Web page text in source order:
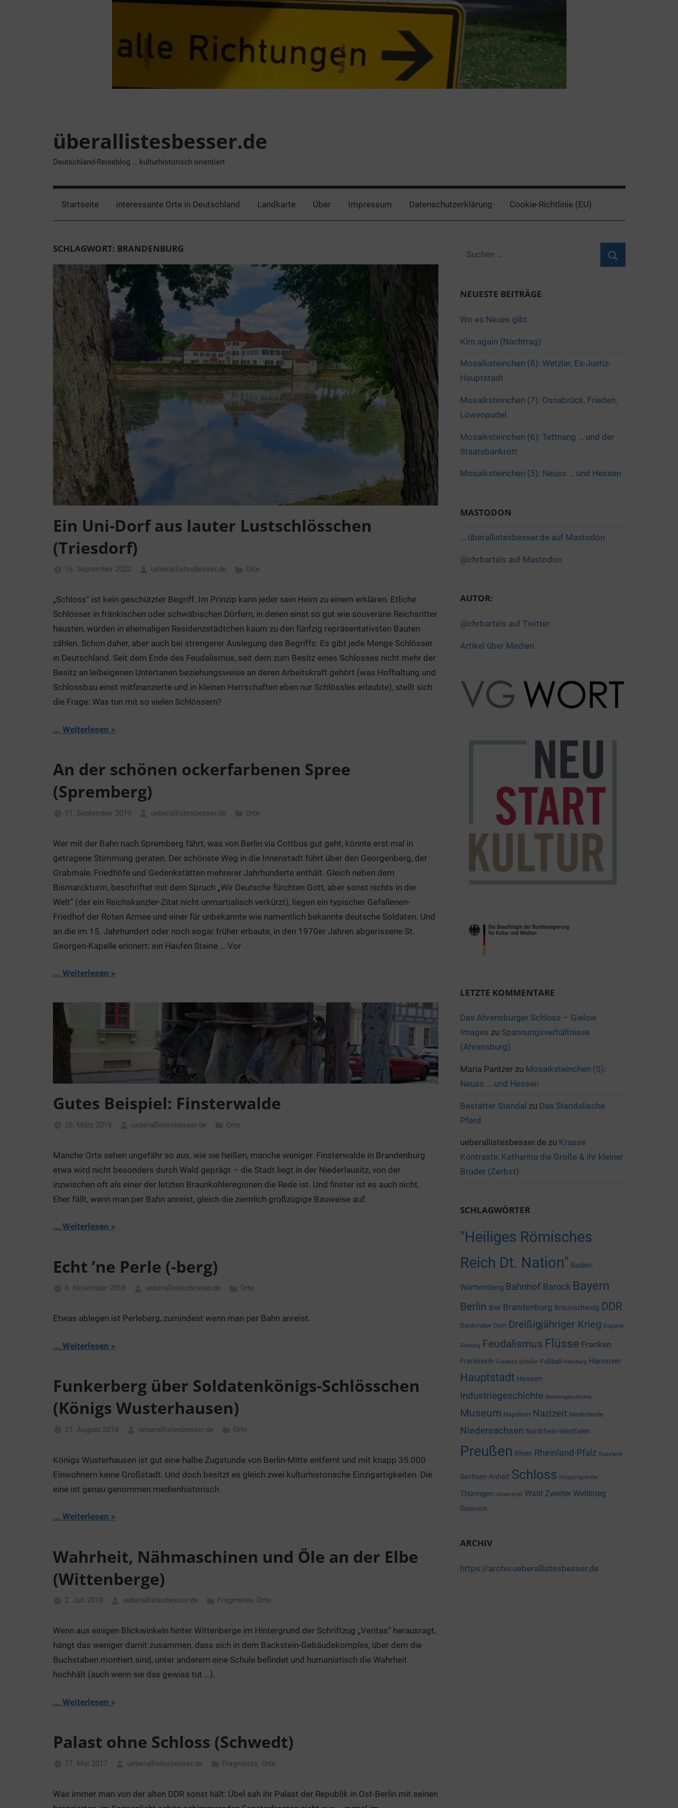
überallistesbesser.de
Deutschland-Reiseblog … kulturhistorisch orientiert
Startseite interessante Orte in Deutschland Landkarte Über Impressum Datenschutzerklärung Cookie-Richtlinie (EU)
SCHLAGWORT: BRANDENBURG
Ein Uni-Dorf aus lauter Lustschlösschen
(Triesdorf)
16. September 2022 ueberallistesbesser.de Orte
„Schloss“ ist kein geschützter Begriff. Im Prinzip kann jeder sein Heim zu einem erklären. Etliche
Schlösser in fränkischen oder schwäbischen Dörfern, in denen einst so gut wie souveräne Reichsritter
hausten, würden in ehemaligen Residenzstädtchen kaum zu den fünfzig repräsentativsten Bauten
zählen. Schon daher, aber auch bei strengerer Auslegung des Begriffs: Es gibt jede Menge Schlösser
in Deutschland. Seit dem Ende des Feudalismus, seit dem zum Besitz eines Schlosses nicht mehr der
Besitz an leibeigenen Untertanen beziehungsweise an deren Arbeitskraft gehört (was Hofhaltung und
Schlossbau einst mitfinanzierte und in kleinen Herrschaften eben nur Schlössles erlaubte), stellt sich
die Frage: Was tun mit so vielen Schlössern?
... Weiterlesen
An der schönen ockerfarbenen Spree
(Spremberg)
11. September 2019 ueberallistesbesser.de Orte
Wer mit der Bahn nach Spremberg fährt, was von Berlin via Cottbus gut geht, könnte erst mal in
getragene Stimmung geraten. Der schönste Weg in die Innenstadt führt über den Georgenberg, der
Grabmale, Friedhöfe und Gedenkstätten mehrerer Jahrhunderte enthält. Gleich neben dem
Bismarckturm, beschriftet mit dem Spruch „Wir Deutsche fürchten Gott, aber sonst nichts in der
Welt“ (der ein Reichskanzler-Zitat nicht unmartialisch verkürzt), liegen ein typischer Gefallenen-
Friedhof der Roten Armee und einer für unbekannte wie namentlich bekannte deutsche Soldaten. Und
an die im 15. Jahrhundert oder noch sogar früher erbaute, in den 1970er Jahren abgerissene St.
Georgen-Kapelle erinnert: ein Haufen Steine … Vor
... Weiterlesen
Gutes Beispiel: Finsterwalde
26. März 2019 ueberallistesbesser.de Orte
Manche Orte sehen ungefähr so aus, wie sie heißen, manche weniger. Finsterwalde in Brandenburg
etwa wird nicht besonders durch Wald geprägt – die Stadt liegt in der Niederlausitz, von der
inzwischen oft als einer der letzten Braunkohleregionen die Rede ist. Und finster ist es auch nicht.
Eher fällt, wenn man per Bahn anreist, gleich die ziemlich großzügige Bauweise auf.
... Weiterlesen
Echt ’ne Perle (-berg)
8. November 2018 ueberallistesbesser.de Orte
Etwas ablegen ist Perleberg, zumindest wenn man per Bahn anreist.
... Weiterlesen
Funkerberg über Soldatenkönigs-Schlösschen
(Königs Wusterhausen)
31. August 2018 ueberallistesbesser.de Orte
Königs Wusterhausen ist gut eine halbe Zugstunde von Berlin-Mitte entfernt und mit knapp 35.000
Einwohnern keine Großstadt. Und doch besitzt es gleich zwei kulturhistorische Einzigartigkeiten. Die
eine ist genau genommen medienhistorisch
... Weiterlesen
Wahrheit, Nähmaschinen und Öle an der Elbe
(Wittenberge)
2. Juli 2018 ueberallistesbesser.de Fragmente, Orte
Wenn aus einigen Blickwinkeln hinter Wittenberge im Hintergrund der Schriftzug „Veritas“ herausragt,
hängt das weniger damit zusammen, dass sich in dem Backstein-Gebäudekomplex, über dem die
Buchstaben montiert sind, unter anderem eine Schule befindet und humanistisch die Wahrheit
hochhält (auch wenn sie das gewiss tut …).
... Weiterlesen
Palast ohne Schloss (Schwedt)
17. Mai 2017 ueberallistesbesser.de Fragmente, Orte
Was immer man von der alten DDR sonst hält: Übel sah ihr Palast der Republik in Ost-Berlin mit seinen
Suchen
NEUESTE BEITRÄGE
Wo es Neues gibt
Kirn again (Nachtrag)
Mosaiksteinchen (8): Wetzlar, Ex-Justiz-
Hauptstadt
Mosaiksteinchen (7): Osnabrück, Frieden,
Löwenpudel
Mosaiksteinchen (6): Tettnang … und der
Staatsbankrott
Mosaiksteinchen (5): Neuss … und Hessen
MASTODON
… überallistesbesser.de auf Mastodon
@chrbartels auf Mastodon
AUTOR:
@chrbartels auf Twitter
Artikel über Medien
LETZTE KOMMENTARE
Das Ahrensburger Schloss – Gielow
Images zu Spannungsverhältnisse
(Ahrensburg)
Maria Pantzerzu Mosaiksteinchen (5):
Neuss … und Hessen
Bestatter Stendal zu Das Stendalische
Pferd
ueberallistesbesser.de zu Krasse
Kontraste, Katharina die Große & ihr kleiner
Bruder (Zerbst)
SCHLAGWÖRTER
"Heiliges Römisches
Reich Dt. Nation" Baden-
Württemberg Bahnhof Barock Bayern
Berlin Bier Brandenburg Braunschweig DDR
Denkmäler Dom Dreißigjähriger Krieg England
Festung Feudalismus Flüsse Franken
Frankreich Friedrich Schiller Fußball Hamburg Hannover
Hauptstadt Hessen
Industriegeschichte Mediengeschichte
Museum Napoleon Nazizeit Niederlande
Niedersachsen Nordrhein-Westfalen
Preußen Rhein Rheinland-Pfalz Russland
Sachsen-Anhalt Schloss Shoppingcenter
Thüringen Universität Wald Zweiter Weltkrieg
Österreich
ARCHIV
https://archiv.ueberallistesbesser.de